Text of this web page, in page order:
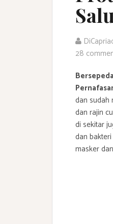
28
dan sudah
dan rajin
di sekitar
dan
masker